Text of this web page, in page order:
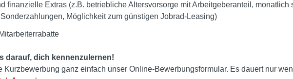
finanzielle Extras (z.B. betriebliche Altersvorsorge mit Arbeitgeberanteil, monatlich
Möglichkeit zum günstigen Jobrad-Leasing)
darauf, dich kennenzulernen!
Kurzbewerbung ganz einfach unser Online-Bewerbungsformular. Es dauert nur